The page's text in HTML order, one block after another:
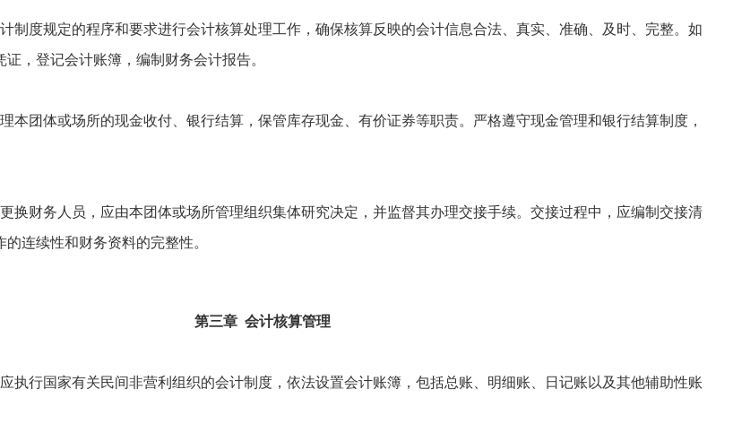
制度规定的程序和要求进行会计核算处理工作，确保核算反映的会计信息合法、真实、准确、及时、完整。如
，登记会计账簿，编制财务会计报告。
本团体或场所的现金收付、银行结算，保管库存现金、有价证券等职责。严格遵守现金管理和银行结算制度，
换财务人员，应由本团体或场所管理组织集体研究决定，并监督其办理交接手续。交接过程中，应编制交接清
连续性和财务资料的完整性。
第三章 会计核算管理
执行国家有关民间非营利组织的会计制度，依法设置会计账簿，包括总账、明细账、日记账以及其他辅助性账